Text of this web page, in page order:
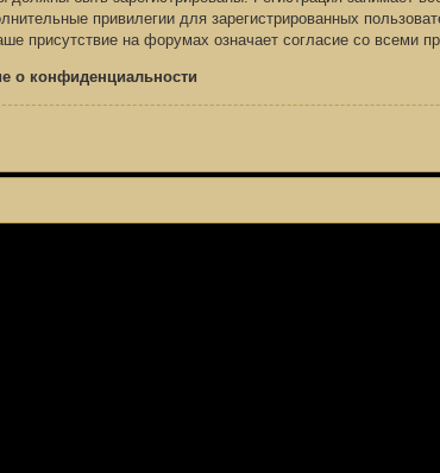
привилегии для зарегистрированных
присутствие на форумах означает согласие со всеми
о конфиденциальности